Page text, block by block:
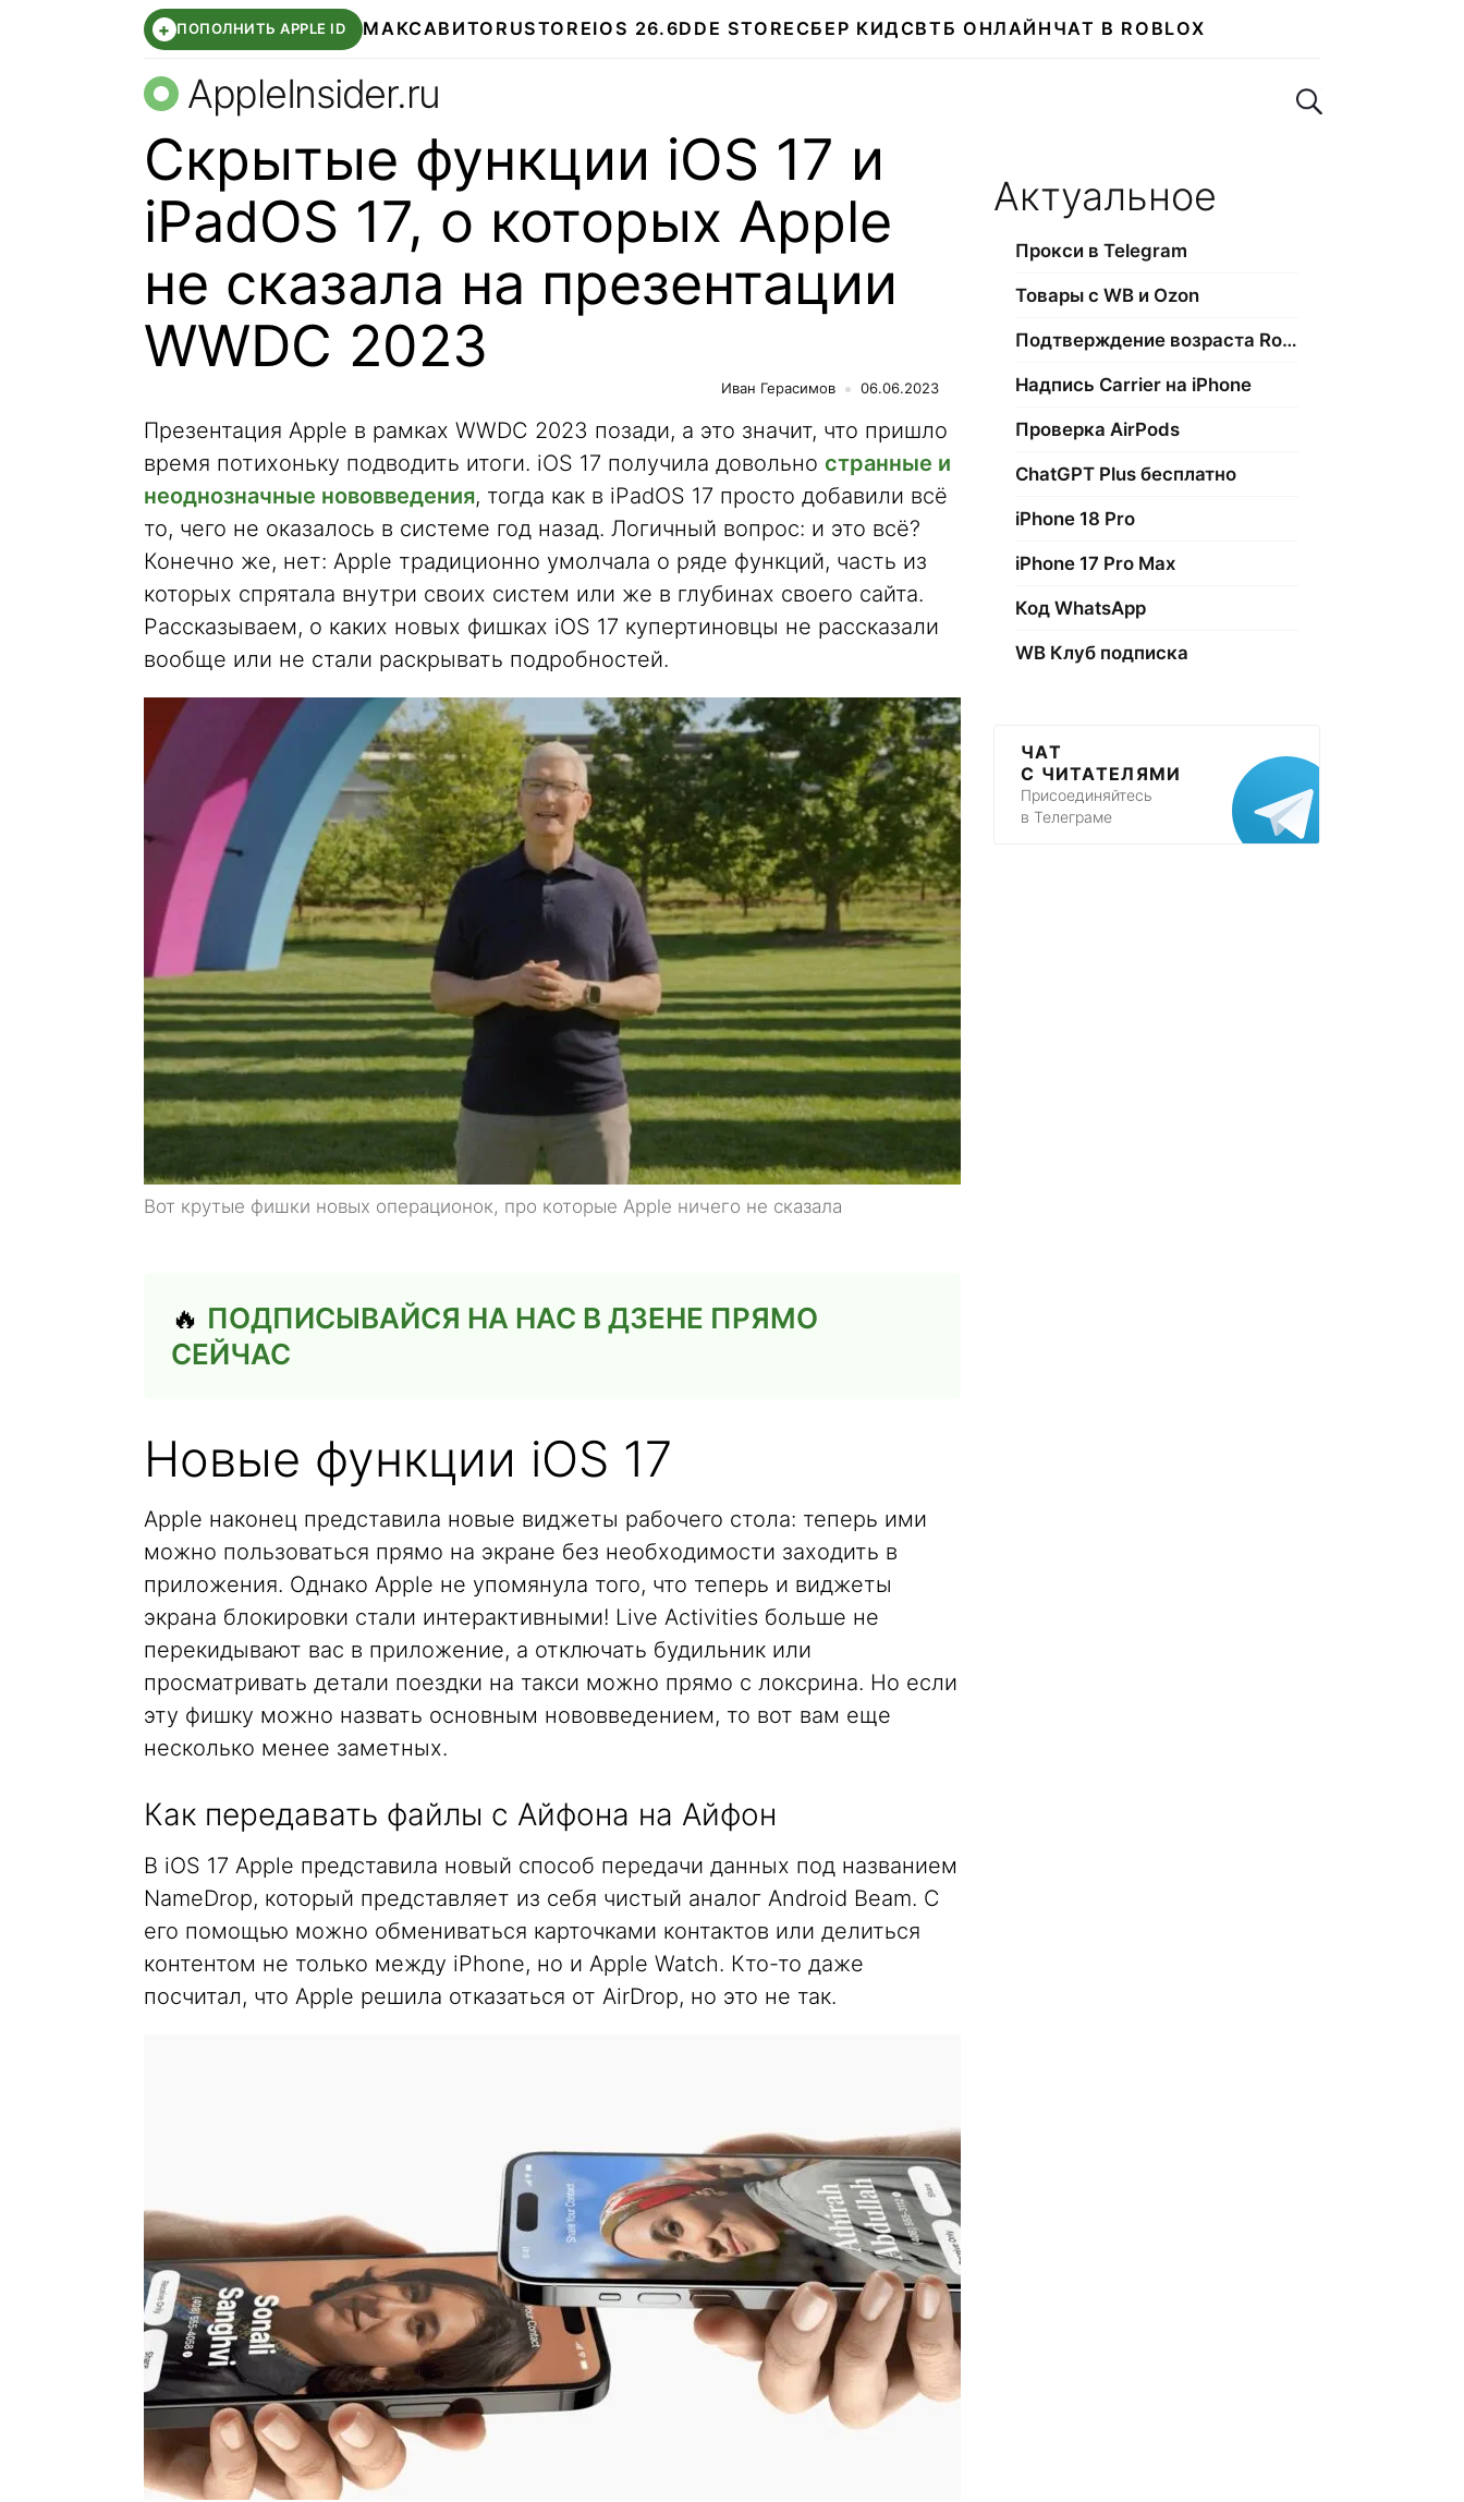
+ ПОПОЛНИТЬ APPLE ID МАКСАВИТО RUSTOREIOS 26.6DDE STORE СБЕР КИДСВТБ ОНЛАЙН ЧАТ В ROBLOX
AppleInsider.ru Поиск по сайту
Скрытые функции iOS 17 и
iPadOS 17, о которых Apple
не сказала на презентации
WWDC 2023
Иван Герасимов 06.06.2023
Презентация Apple в рамках WWDC 2023 позади, а это значит, что пришло
время потихоньку подводить итоги. iOS 17 получила довольно странные и
неоднозначные нововведения, тогда как в iPadOS 17 просто добавили всё
то, чего не оказалось в системе год назад. Логичный вопрос: и это всё?
Конечно же, нет: Apple традиционно умолчала о ряде функций, часть из
которых спрятала внутри своих систем или же в глубинах своего сайта.
Рассказываем, о каких новых фишках iOS 17 купертиновцы не рассказали
вообще или не стали раскрывать подробностей.
Вот крутые фишки новых операционок, про которые Apple ничего не сказала
🔥 ПОДПИСЫВАЙСЯ НА НАС В ДЗЕНЕ ПРЯМО
СЕЙЧАС
Новые функции iOS 17
Apple наконец представила новые виджеты рабочего стола: теперь ими
можно пользоваться прямо на экране без необходимости заходить в
приложения. Однако Apple не упомянула того, что теперь и виджеты
экрана блокировки стали интерактивными! Live Activities больше не
перекидывают вас в приложение, а отключать будильник или
просматривать детали поездки на такси можно прямо с локсрина. Но если
эту фишку можно назвать основным нововведением, то вот вам еще
несколько менее заметных.
Как передавать файлы с Айфона на Айфон
В iOS 17 Apple представила новый способ передачи данных под названием
NameDrop, который представляет из себя чистый аналог Android Beam. С
его помощью можно обмениваться карточками контактов или делиться
контентом не только между iPhone, но и Apple Watch. Кто-то даже
посчитал, что Apple решила отказаться от AirDrop, но это не так.
Актуальное
Прокси в Telegram
Товары с WB и Ozon
Подтверждение возраста Roblox
Надпись Carrier на iPhone
Проверка AirPods
ChatGPT Plus бесплатно
iPhone 18 Pro
iPhone 17 Pro Max
Код WhatsApp
WB Клуб подписка
ЧАТ
С ЧИТАТЕЛЯМИ
Присоединяйтесь
в Телеграме